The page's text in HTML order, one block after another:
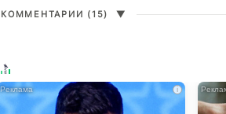
КОММЕНТАРИИ (15) ▼
i